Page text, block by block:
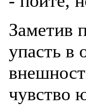
Заметив
упасть в
чувство